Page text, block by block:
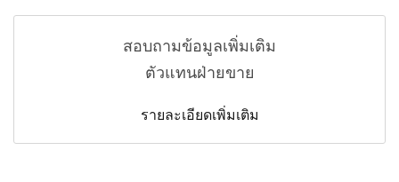
สอบถามข้อมูลเพิ่มเติม
ตัวแทนฝ่ายขาย
รายละเอียดเพิ่มเติม